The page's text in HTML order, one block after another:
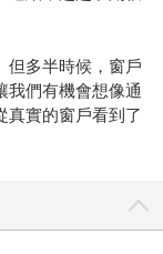
但多半時候，窗戶
我們有機會想像通
真實的窗戶看到了